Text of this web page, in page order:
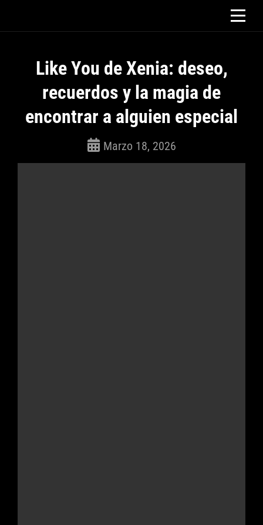
Like You de Xenia: deseo,
recuerdos y la magia de
encontrar a alguien especial
Marzo 18, 2026